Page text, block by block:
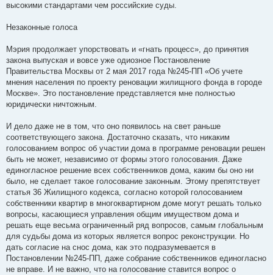
высокими стандартами чем российские суды.
Незаконные голоса
Мэрия продолжает упорствовать и «гнать процесс», до принятия
закона выпуская и вовсе уже одиозное Постановление
Правительства Москвы от 2 мая 2017 года №245-ПП «Об учете
мнения населения по проекту реновации жилищного фонда в городе
Москве». Это постановление представляется мне полностью
юридически ничтожным.
И дело даже не в том, что оно появилось на свет раньше
соответствующего закона. Достаточно сказать, что никаким
голосованием вопрос об участии дома в программе реновации решен
быть не может, независимо от формы этого голосования. Даже
единогласное решение всех собственников дома, каким бы оно ни
было, не сделает такое голосование законным. Этому препятствует
статья 36 Жилищного кодекса, согласно которой голосованием
собственники квартир в многоквартирном доме могут решать только
вопросы, касающиеся управления общим имуществом дома и
решать еще весьма ограниченный ряд вопросов, самым глобальным
для судьбы дома из которых является вопрос реконструкции. Но
дать согласие на снос дома, как это подразумевается в
Постановлении №245-ПП, даже собрание собственников единогласно
не вправе. И не важно, что на голосование ставится вопрос о